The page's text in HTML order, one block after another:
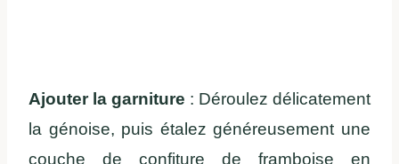
Ajouter la garniture : Déroulez délicatement
la génoise, puis étalez généreusement une
couche de confiture de framboise en